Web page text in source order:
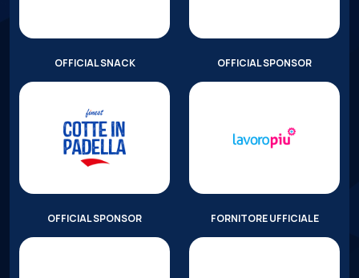
OFFICIAL SNACK OFFICIAL SPONSOR
OFFICIAL SPONSOR FORNITORE UFFICIALE